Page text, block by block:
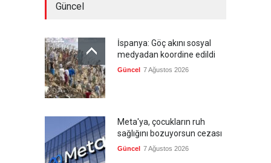
Güncel
İspanya: Göç akını sosyal
medyadan koordine edildi
Güncel 7 Ağustos 2026
Meta'ya, çocukların ruh
sağlığını bozuyorsun cezası
Güncel 7 Ağustos 2026